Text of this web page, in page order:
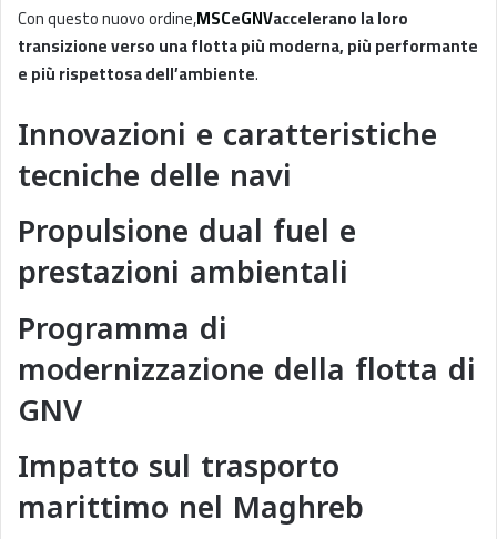
Con questo nuovo ordine,MSCeGNVaccelerano la loro
transizione verso una flotta più moderna, più performante
e più rispettosa dell’ambiente.
Innovazioni e caratteristiche
tecniche delle navi
Propulsione dual fuel e
prestazioni ambientali
Programma di
modernizzazione della flotta di
GNV
Impatto sul trasporto
marittimo nel Maghreb